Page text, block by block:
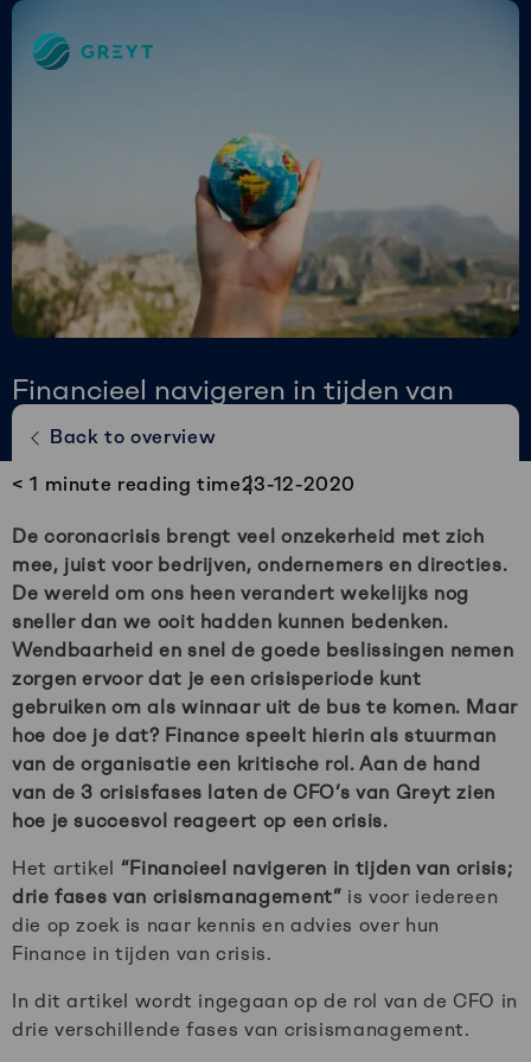
Greyt
Financieel navigeren in tijden van
crisis; drie fases van
crisismanagement
Back to overview
< 1 minute reading time23-12-2020
De coronacrisis brengt veel onzekerheid met zich
mee, juist voor bedrijven, ondernemers en directies.
De wereld om ons heen verandert wekelijks nog
sneller dan we ooit hadden kunnen bedenken.
Wendbaarheid en snel de goede beslissingen nemen
zorgen ervoor dat je een crisisperiode kunt
gebruiken om als winnaar uit de bus te komen. Maar
hoe doe je dat? Finance speelt hierin als stuurman
van de organisatie een kritische rol. Aan de hand
van de 3 crisisfases laten de CFO’s van Greyt zien
hoe je succesvol reageert op een crisis.
Het artikel “Financieel navigeren in tijden van crisis;
drie fases van crisismanagement” is voor iedereen
die op zoek is naar kennis en advies over hun
Finance in tijden van crisis.
In dit artikel wordt ingegaan op de rol van de CFO in
drie verschillende fases van crisismanagement.